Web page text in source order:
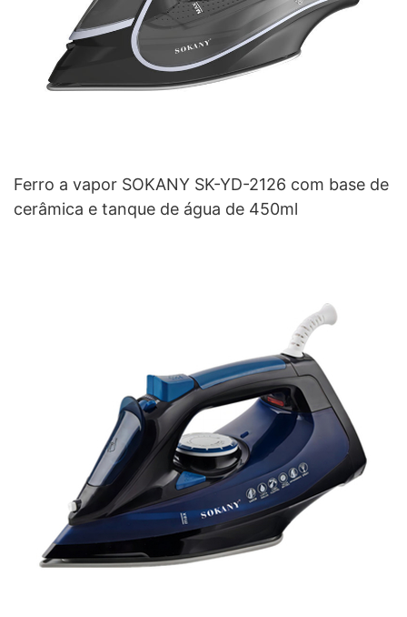
Ferro a vapor SOKANY SK-YD-2126 com base de
cerâmica e tanque de água de 450ml